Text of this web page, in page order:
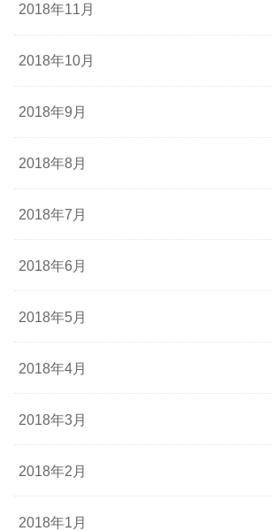
2018年11月
2018年10月
2018年9月
2018年8月
2018年7月
2018年6月
2018年5月
2018年4月
2018年3月
2018年2月
2018年1月